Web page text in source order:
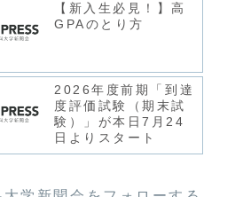
【新入生必見！】高
GPAのとり方
2026年度前期「到達
度評価試験（期末試
験）」が本日7月24
日よりスタート